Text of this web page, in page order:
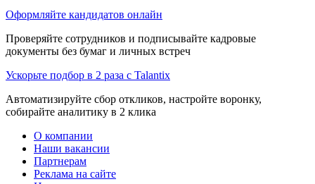
Оформляйте кандидатов онлайн
Проверяйте сотрудников и подписывайте кадровые
документы без бумаг и личных встреч
Ускорьте подбор в 2 раза с Talantix
Автоматизируйте сбор откликов, настройте воронку,
собирайте аналитику в 2 клика
О компании
Наши вакансии
Партнерам
Реклама на сайте